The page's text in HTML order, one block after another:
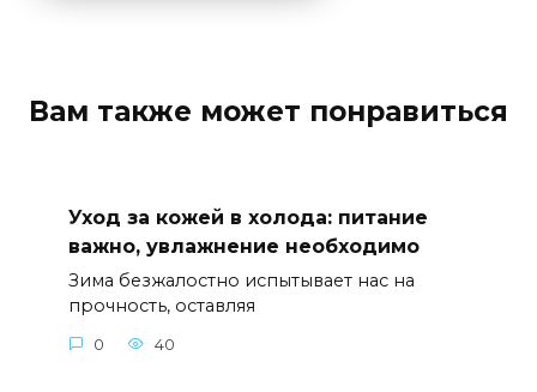
Вам также может понравиться
Уход за кожей в холода: питание
важно, увлажнение необходимо
Зима безжалостно испытывает нас на
прочность, оставляя
0 40